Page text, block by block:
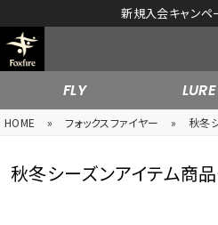
新規入会キャンペ
FLY LURE
HOME » フォックスファイヤー » 秋冬
秋冬シーズンアイテム商